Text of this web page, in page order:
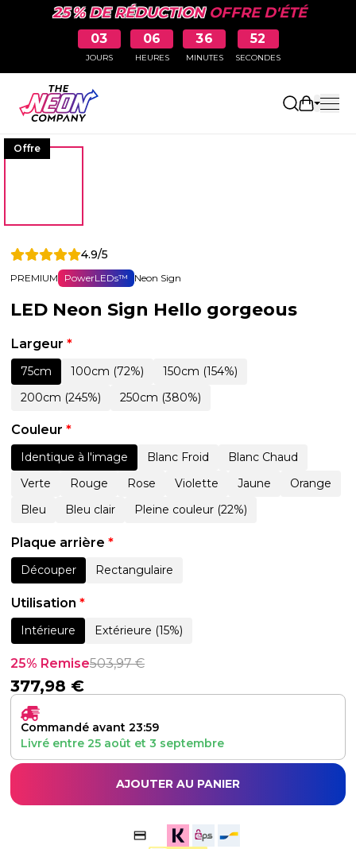
25 % DE RÉDUCTIONOFFRE D'ÉTÉ
03
JOURS
06
HEURES
36
MINUTES
52
SECONDES
Ouvrir
Offre
4.9/5
PREMIUM PowerLEDs™ Neon Sign
LED Neon Sign Hello gorgeous
Largeur *
75cm 100cm (72%)
150cm (154%)
200cm (245%)
250cm (380%)
Couleur *
Identique à l'image Blanc Froid
Blanc Chaud
Verte
Rouge Rose Violette Jaune
Orange
Bleu
Bleu clair Pleine couleur (22%)
Plaque arrière *
Découper Rectangulaire
Utilisation *
Intérieure Extérieure (15%)
25% Remise503,97€
377,98 €
Commandé avant 23:59
Livré entre 25 août et 3 septembre
AJOUTER AU PANIER